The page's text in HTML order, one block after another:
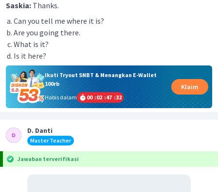
Saskia: Thanks.
Can you tell me where it is?
Are you going there.
What is it?
Is it here?
Ikuti Tryout SNBT & Menangkan E-Wallet
100rb
Habis dalam
00 :02 :47 :32
Klaim
D. Danti
Master Teacher
Jawaban terverifikasi